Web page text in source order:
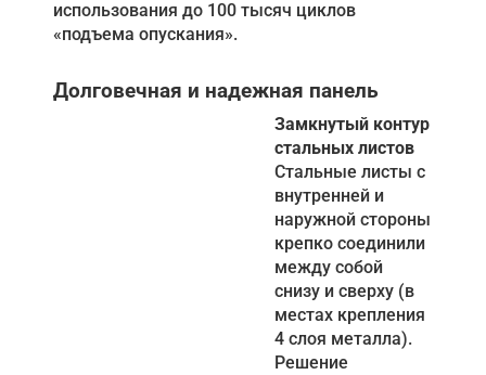
использования до 100 тысяч циклов
«подъема опускания».
Долговечная и надежная панель
Замкнутый контур
стальных листов
Стальные листы с
внутренней и
наружной стороны
крепко соединили
между собой
снизу и сверху (в
местах крепления
4 слоя металла).
Решение